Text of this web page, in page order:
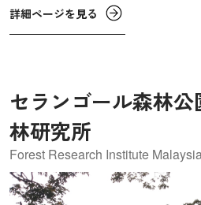
アジア最長のクリアウォーター洞
の鍾乳石も見られます。17の植
す。
詳細ページを見る
セランゴール森林
林研究所
Forest Research Institute